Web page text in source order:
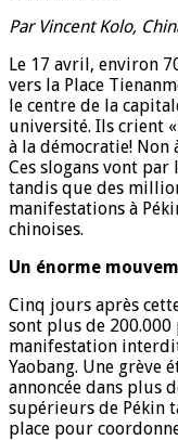
Par Vincent Kolo,
Le 17 avril, environ
vers la Place
le centre de la
université. Ils crient
à la démocratie! Non
Ces slogans vont
tandis que des
manifestations à
chinoises.
Un énorme
Cinq jours après
sont plus de
manifestation
Yaobang. Une grève
annoncée dans plus
supérieurs de Pékin
place pour